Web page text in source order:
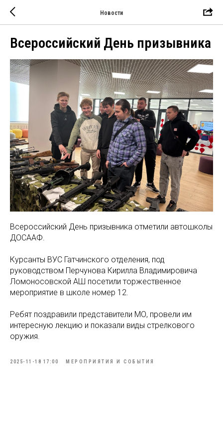
Новости
Всероссийский День призывника
Всероссийский День призывника отметили автошколы
ДОСААФ.
Курсанты ВУС Гатчинского отделения, под
руководством Перчунова Кирилла Владимировича
Ломоносовской АШ посетили торжественное
мероприятие в школе номер 12.
Ребят поздравили представители МО, провели им
интересную лекцию и показали виды стрелкового
оружия.
2025-11-18 17:00 МЕРОПРИЯТИЯ И СОБЫТИЯ